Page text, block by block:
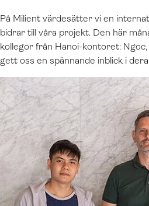
På Milient värdesätter vi en
bidrar till våra projekt. Den här
kollegor från Hanoi-kontoret:
gett oss en spännande inblick i